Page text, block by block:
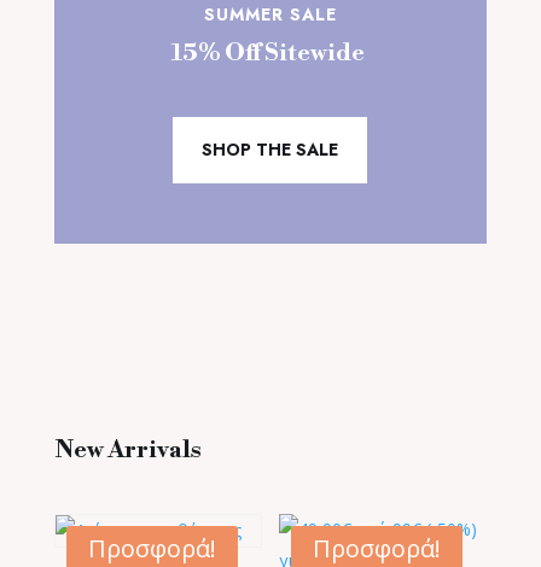
SUMMER SALE
15% Off Sitewide
SHOP THE SALE
New Arrivals
Προσφορά!
Προσφορά!